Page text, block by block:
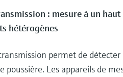
: mesure à un
hétérogènes
permet de
poussière. Les appareils de